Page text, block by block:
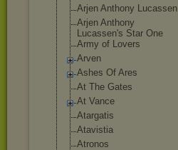
Arjen Anthony Lucassen
Arjen Anthony
Lucassen's Star One
Army of Lovers
Arven
Ashes Of Ares
At The Gates
At Vance
Atargatis
Atavistia
Atronos